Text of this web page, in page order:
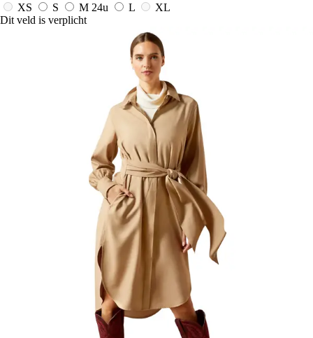
XS
S M 24u L
XL
Dit veld is verplicht